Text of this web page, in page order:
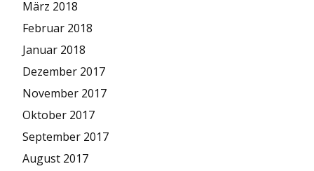
März 2018
Februar 2018
Januar 2018
Dezember 2017
November 2017
Oktober 2017
September 2017
August 2017